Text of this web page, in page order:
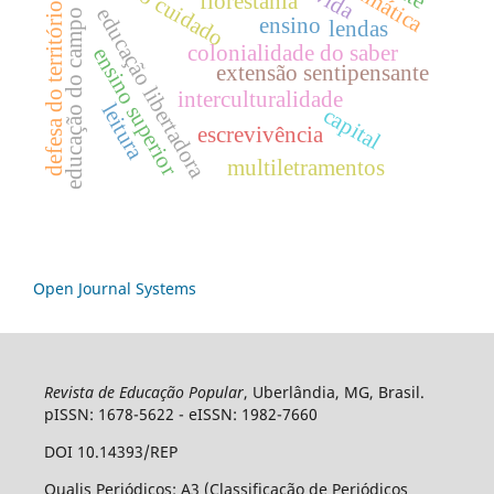
extensão sentipensante
colonialidade do saber
educação libertadora
educação do campo interculturalidade
ensino superior
defesa do território capital
multiletramentos
ensino
escrevivência
leitura
lendas
Open Journal Systems
Revista de Educação Popular, Uberlândia, MG, Brasil.
pISSN: 1678-5622 - eISSN: 1982-7660
DOI 10.14393/REP
Qualis Periódicos: A3 (Classificação de Periódicos